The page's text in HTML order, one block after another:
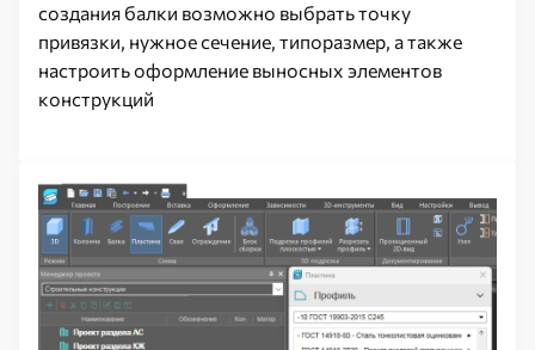
создания балки возможно выбрать точку
привязки, нужное сечение, типоразмер, а также
настроить оформление выносных элементов
конструкций